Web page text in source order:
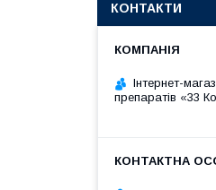
КОНТАКТИ
Інтернет-
препаратів «33